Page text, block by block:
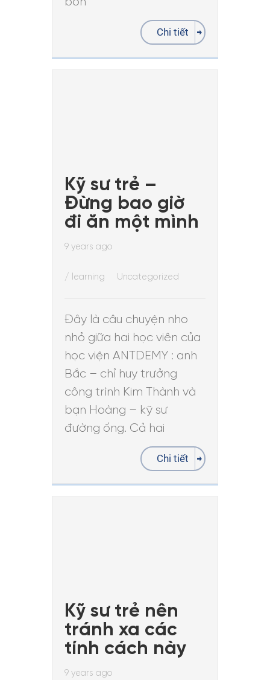
Chi tiết
Kỹ sư trẻ –
Đừng bao giờ
đi ăn một mình
9 years ago
/ learning Uncategorized
Đây là câu chuyện nho
nhỏ giữa hai học viên của
học viện ANTDEMY : anh
Bắc – chỉ huy trưởng
công trình Kim Thành và
bạn Hoàng – kỹ sư
đường ống. Cả hai
Chi tiết
Kỹ sư trẻ nên
tránh xa các
tính cách này
9 years ago